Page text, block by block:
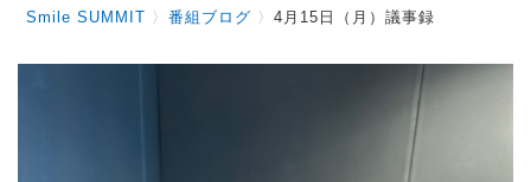
Smile SUMMIT 〉番組ブログ 〉4月15日（月）議事録